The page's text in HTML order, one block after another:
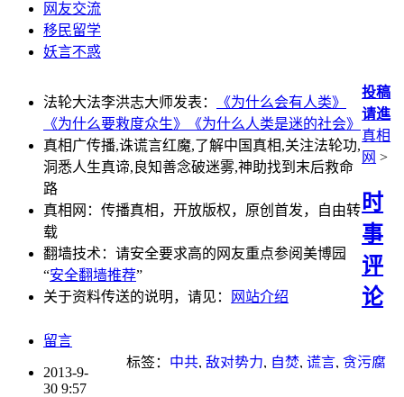
网友交流
移民留学
妖言不惑
法轮大法李洪志大师发表：
《为什么会有人类》
《为什么要救度众生》
《为什么人类是迷的社会》
真相广传播,诛谎言红魔,了解中国真相,关注法轮功,
洞悉人生真谛,良知善念破迷雾,神助找到末后救命
路
真相网：传播真相，开放版权，原创首发，自由转
载
翻墙技术：请安全要求高的网友重点参阅美博园
“安全翻墙推荐”
关于资料传送的说明，请见：
网站介绍
投稿
请進
真相
网 >
时
事
评
论
留言
标签： 中共, 敌对势力, 自焚, 谎言, 贪污腐
2013-9-
30 9:57